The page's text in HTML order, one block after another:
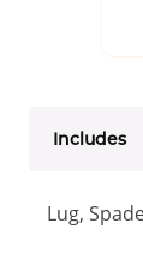
Includes
Lug,